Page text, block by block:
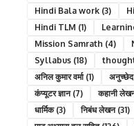
Hindi Bala work (3)
Hindi TLM (1)
Mission Samrath (4)
Syllabus (18)
अनिल कुमार वर्मा(1)
कंप्यूटर ज्ञान(7) कहानी
धार्मिक(3) निबंध लेखन(31)